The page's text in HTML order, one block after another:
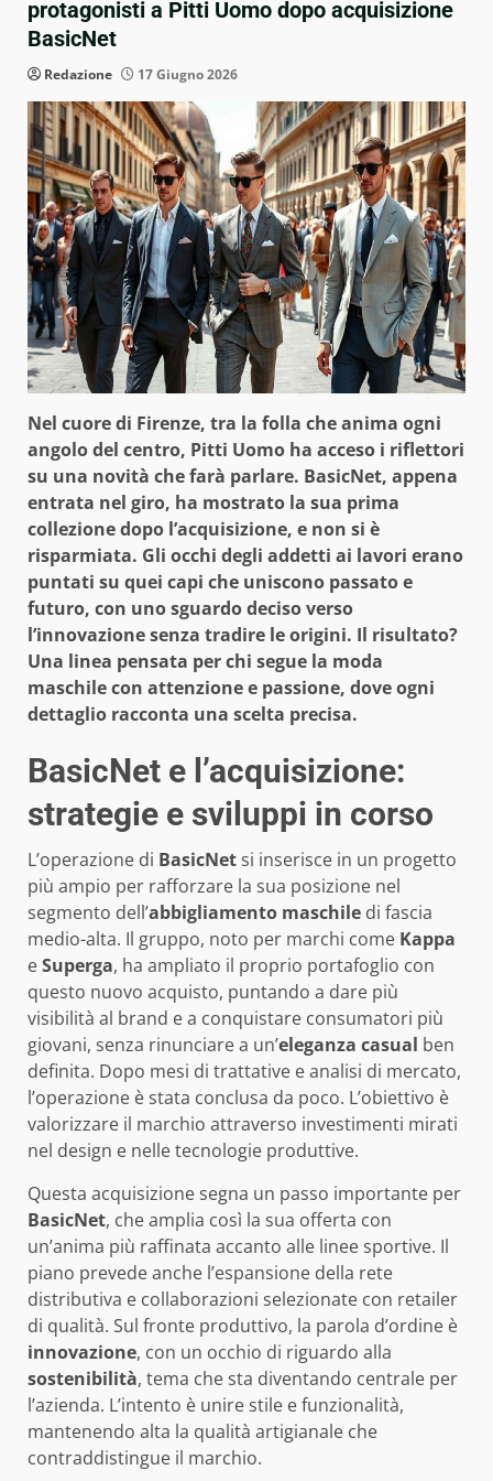
protagonisti a Pitti Uomo dopo acquisizione
BasicNet
Redazione 17 Giugno 2026
Nel cuore di Firenze, tra la folla che anima ogni
angolo del centro, Pitti Uomo ha acceso i riflettori
su una novità che farà parlare. BasicNet, appena
entrata nel giro, ha mostrato la sua prima
collezione dopo l’acquisizione, e non si è
risparmiata. Gli occhi degli addetti ai lavori erano
puntati su quei capi che uniscono passato e
futuro, con uno sguardo deciso verso
l’innovazione senza tradire le origini. Il risultato?
Una linea pensata per chi segue la moda
maschile con attenzione e passione, dove ogni
dettaglio racconta una scelta precisa.
BasicNet e l’acquisizione:
strategie e sviluppi in corso
L’operazione di BasicNetsi inserisce in un progetto
più ampio per rafforzare la sua posizione nel
segmento dell’abbigliamento maschile di fascia
medio-alta. Il gruppo, noto per marchi come Kappa
eSuperga, ha ampliato il proprio portafoglio con
questo nuovo acquisto, puntando a dare più
visibilità al brand e a conquistare consumatori più
giovani, senza rinunciare a un’eleganza casual ben
definita. Dopo mesi di trattative e analisi di mercato,
l’operazione è stata conclusa da poco. L’obiettivo è
valorizzare il marchio attraverso investimenti mirati
nel design e nelle tecnologie produttive.
Questa acquisizione segna un passo importante per
BasicNet, che amplia così la sua offerta con
un’anima più raffinata accanto alle linee sportive. Il
piano prevede anche l’espansione della rete
distributiva e collaborazioni selezionate con retailer
di qualità. Sul fronte produttivo, la parola d’ordine è
innovazione, con un occhio di riguardo alla
sostenibilità, tema che sta diventando centrale per
l’azienda. L’intento è unire stile e funzionalità,
mantenendo alta la qualità artigianale che
contraddistingue il marchio.